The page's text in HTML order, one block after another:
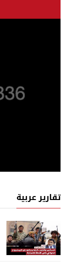
تقارير عربية